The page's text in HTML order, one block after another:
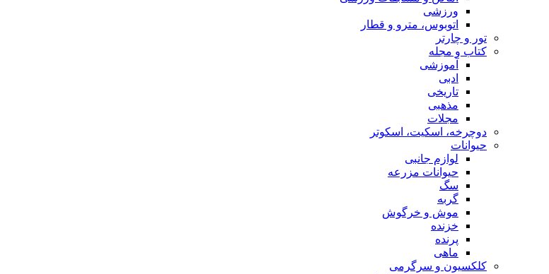
ورزشی
اتوبوس، مترو و قطار
تور و چارتر
کتاب و مجله
آموزشی
ادبی
تاریخی
مذهبی
مجلات
دوچرخه، اسکیت، اسکوتر
حیوانات
لوازم جانبی
حیوانات مزرعه
سگ
گربه
موش و خرگوش
خزنده
پرنده
ماهی
کلکسیون و سرگرمی